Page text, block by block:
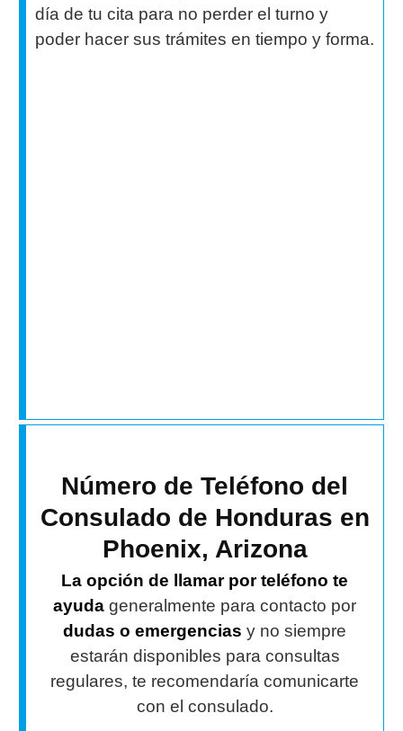
día de tu cita para no perder el turno y
poder hacer sus trámites en tiempo y forma.
Número de Teléfono del
Consulado de Honduras en
Phoenix, Arizona
La opción de llamar por teléfono te
ayuda generalmente para contacto por
dudas o emergencias y no siempre
estarán disponibles para consultas
regulares, te recomendaría comunicarte
con el consulado.